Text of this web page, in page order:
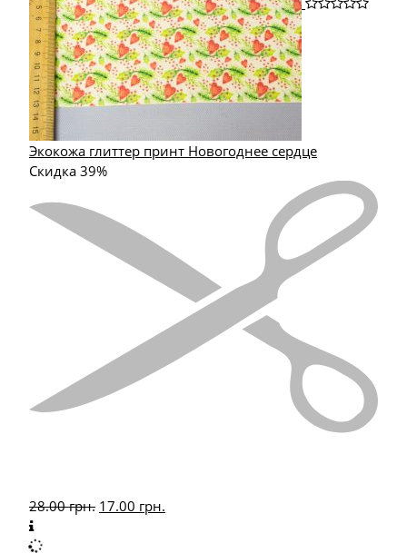
Экокожа глиттер принт Новогоднее сердце
Скидка 39%
28.00грн. 17.00 грн.